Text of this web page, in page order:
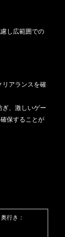
し広範囲での
リアランスを確
ぎ、激しいゲー
保することが
行き：